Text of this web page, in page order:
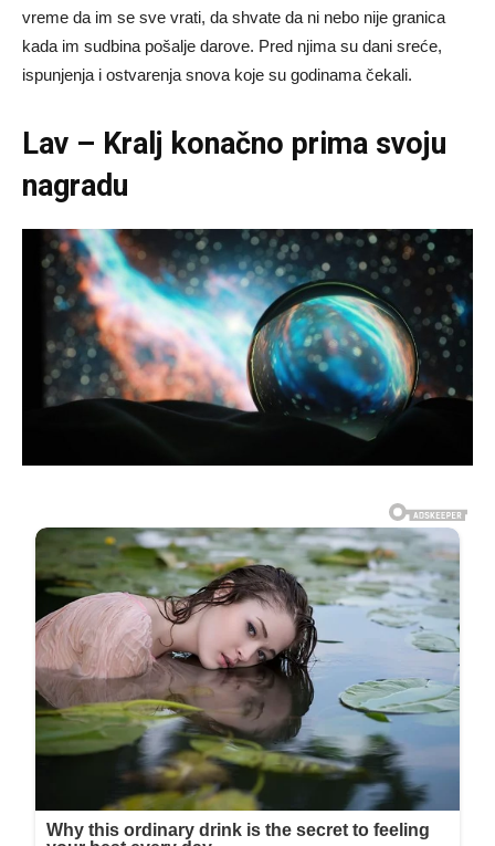
vreme da im se sve vrati, da shvate da ni nebo nije granica
kada im sudbina pošalje darove. Pred njima su dani sreće,
ispunjenja i ostvarenja snova koje su godinama čekali.
Lav – Kralj konačno prima svoju
nagradu